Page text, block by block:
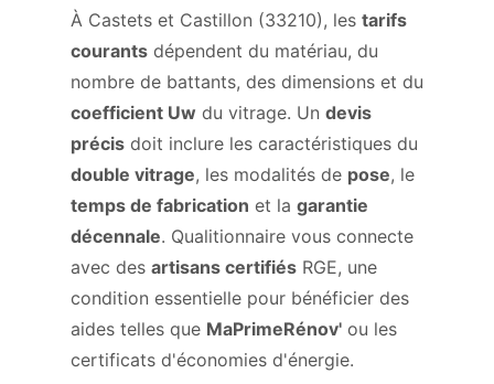
À Castets et Castillon (33210), les tarifs
courants dépendent du matériau, du
nombre de battants, des dimensions et du
coefficient Uw du vitrage. Un devis
précis doit inclure les caractéristiques du
double vitrage, les modalités de pose, le
temps de fabrication et la garantie
décennale. Qualitionnaire vous connecte
avec des artisans certifiés RGE, une
condition essentielle pour bénéficier des
aides telles que MaPrimeRénov' ou les
certificats d'économies d'énergie.